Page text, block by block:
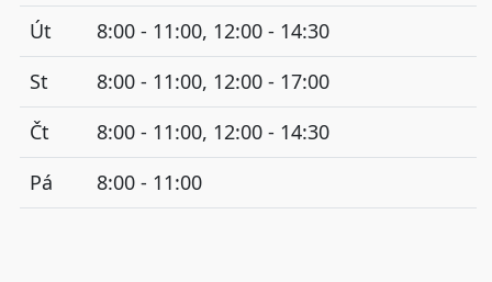
Út
8:00 - 11:00, 12:00 - 14:30
St
8:00 - 11:00, 12:00 - 17:00
Čt
8:00 - 11:00, 12:00 - 14:30
Pá
8:00 - 11:00